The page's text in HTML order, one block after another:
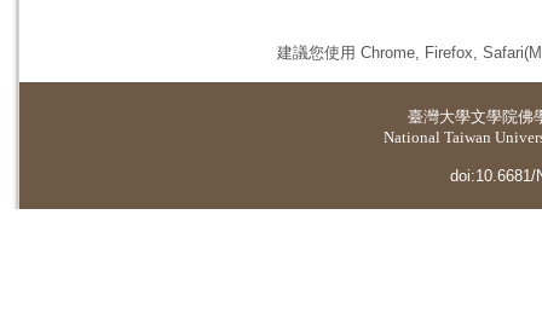
建議您使用 Chrome, Firefox,
臺灣大學文學院佛
National Taiwan
doi:10.6681/